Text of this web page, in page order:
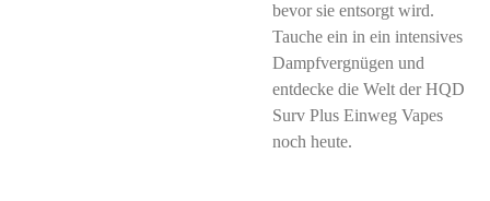
bevor sie entsorgt wird.
Tauche ein in ein intensives
Dampfvergnügen und
entdecke die Welt der HQD
Surv Plus Einweg Vapes
noch heute.